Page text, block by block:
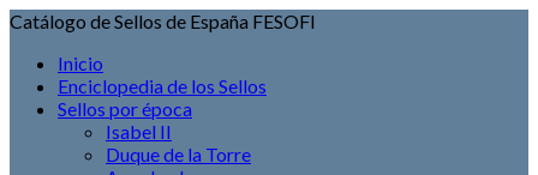
Catálogo de Sellos de España FESOFI
Inicio
Enciclopedia de los Sellos
Sellos por época
Isabel II
Duque de la Torre